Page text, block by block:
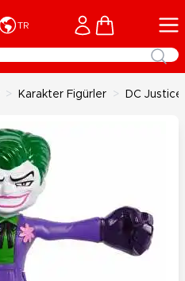
TR Cart
> Karakter Figürler > DC